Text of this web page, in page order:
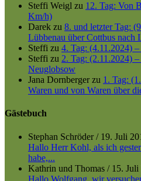
Steffi Weigl zu 12. Tag: Von
Km/h)
Darek zu 8. und letzter Tag:
Lübbenau über Cottbus nach
Steffi zu 4. Tag: (4.11.2024)
Steffi zu 2. Tag: (2.11.2024)
Neuglobsow
Jana Dornbergerzu 1. Tag:
Waren und von Waren über
Gästebuch
Stephan Schröder/ 19. Juli
Hallo Herr Kohl, als ich
habe,...
Kathrin und Thomas / 15. Juli
Hallo Wolfgang, wir